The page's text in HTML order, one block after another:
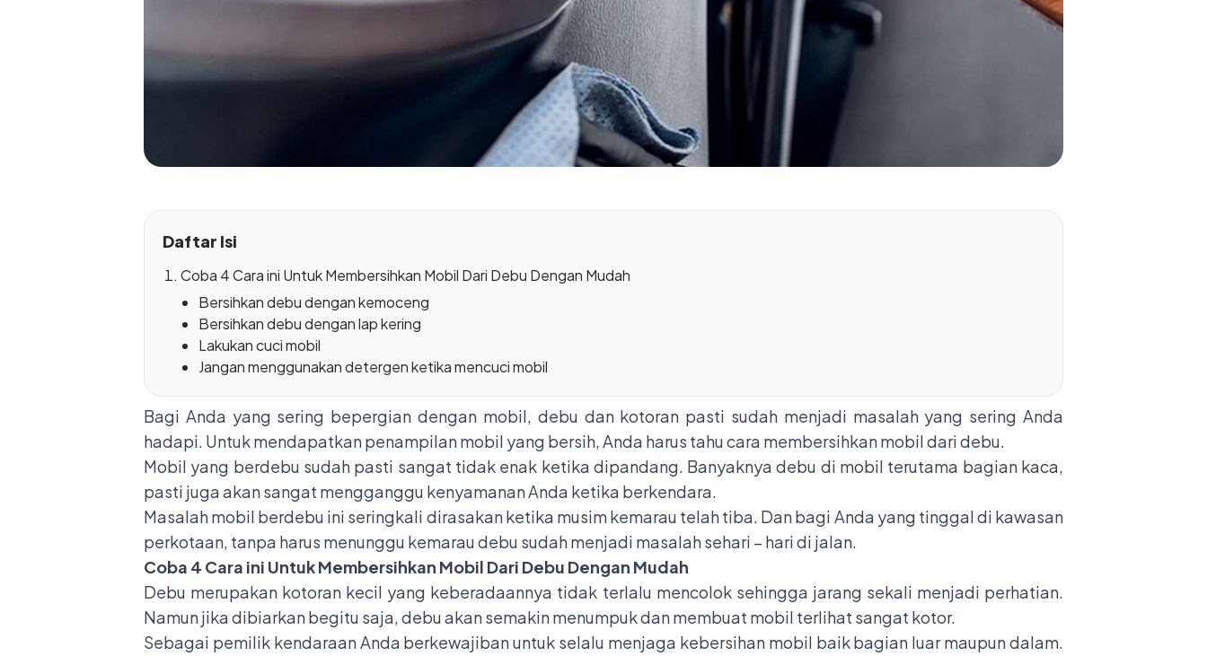
Daftar Isi
Coba 4 Cara ini Untuk Membersihkan Mobil Dari Debu Dengan Mudah
Bersihkan debu dengan kemoceng
Bersihkan debu dengan lap kering
Lakukan cuci mobil
Jangan menggunakan detergen ketika mencuci mobil
Bagi Anda yang sering bepergian dengan mobil, debu dan kotoran pasti sudah menjadi masalah yang sering Anda
hadapi. Untuk mendapatkan penampilan mobil yang bersih, Anda harus tahu cara membersihkan mobil dari debu.
Mobil yang berdebu sudah pasti sangat tidak enak ketika dipandang. Banyaknya debu di mobil terutama bagian kaca,
pasti juga akan sangat mengganggu kenyamanan Anda ketika berkendara.
Masalah mobil berdebu ini seringkali dirasakan ketika musim kemarau telah tiba. Dan bagi Anda yang tinggal di kawasan
perkotaan, tanpa harus menunggu kemarau debu sudah menjadi masalah sehari – hari di jalan.
Coba 4 Cara ini Untuk Membersihkan Mobil Dari Debu Dengan Mudah
Debu merupakan kotoran kecil yang keberadaannya tidak terlalu mencolok sehingga jarang sekali menjadi perhatian.
Namun jika dibiarkan begitu saja, debu akan semakin menumpuk dan membuat mobil terlihat sangat kotor.
Sebagai pemilik kendaraan Anda berkewajiban untuk selalu menjaga kebersihan mobil baik bagian luar maupun dalam.